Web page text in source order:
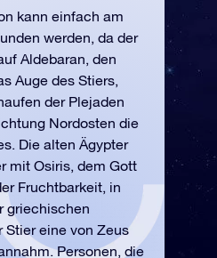
kann einfach am
werden, da der
Aldebaran, den
Auge des Stiers,
der Plejaden
Nordosten die
Die alten Ägypter
mit Osiris, dem Gott
Fruchtbarkeit, in
griechischen
Stier eine von Zeus
Personen, die